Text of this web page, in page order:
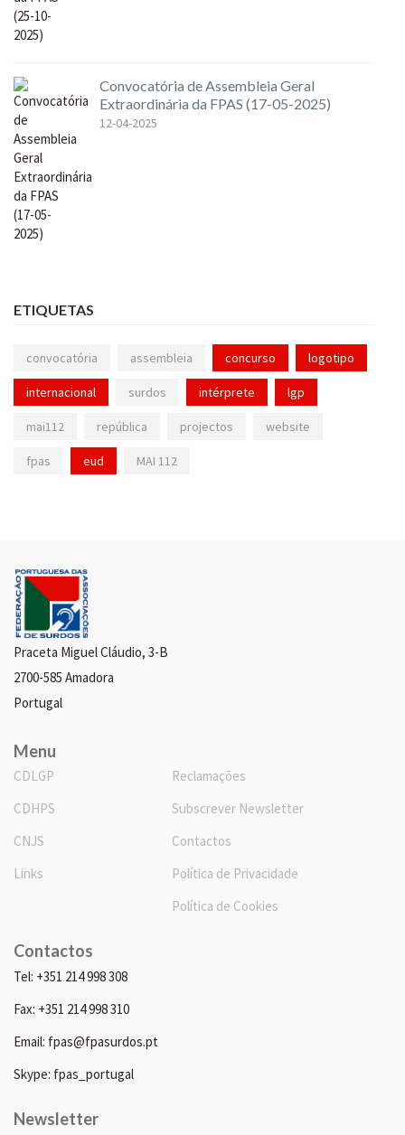
Convocatória de Assembleia Geral
Extraordinária da FPAS (17-05-2025)
12-04-2025
ETIQUETAS
convocatória assembleia concurso logotipo
internacional surdos intérprete lgp
mai112 república projectos website
fpas eud MAI 112
Praceta Miguel Cláudio, 3-B
2700-585 Amadora
Portugal
Menu
CDLGP
CDHPS
CNJS
Links
Reclamações
Subscrever Newsletter
Contactos
Política de Privacidade
Política de Cookies
Contactos
Tel: +351 214 998 308
Fax: +351 214 998 310
Email: fpas@fpasurdos.pt
Skype: fpas_portugal
Newsletter